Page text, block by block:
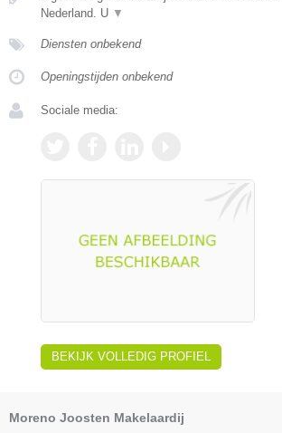
Nederland. U ▼
Diensten onbekend
Openingstijden onbekend
Sociale media:
BEKIJK VOLLEDIG PROFIEL
Moreno Joosten Makelaardij